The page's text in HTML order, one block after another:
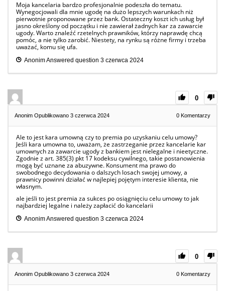
Moja kancelaria bardzo profesjonalnie podeszła do tematu.
Wynegocjowali dla mnie ugodę na dużo lepszych warunkach niż
pierwotnie proponowane przez bank. Ostateczny koszt ich usług był
jasno określony od początku i nie zawierał żadnych kar za zawarcie
ugody. Warto znaleźć rzetelnych prawników, którzy naprawdę chcą
pomóc, a nie tylko zarobić. Niestety, na rynku są różne firmy i trzeba
uważać, komu się ufa.
AnonimAnswered question 3 czerwca 2024
0
Anonim Opublikowano 3 czerwca 2024 0 Komentarzy
Ale to jest kara umowną czy to premia po uzyskaniu celu umowy?
Jeśli kara umowna to, uważam, że zastrzeganie przez kancelarie kar
umownych za zawarcie ugody z bankiem jest nielegalne i nieetyczne.
Zgodnie z art. 385(3) pkt 17 kodeksu cywilnego, takie postanowienia
mogą być uznane za abuzywne. Konsument ma prawo do
swobodnego decydowania o dalszych losach swojej umowy, a
prawnicy powinni działać w najlepiej pojętym interesie klienta, nie
własnym.
ale jeśli to jest premia za sukces po osiągnięciu celu umowy to jak
najbardziej legalne i należy zapłacić do kancelarii
AnonimAnswered question 3 czerwca 2024
0
Anonim Opublikowano 3 czerwca 2024 0 Komentarzy